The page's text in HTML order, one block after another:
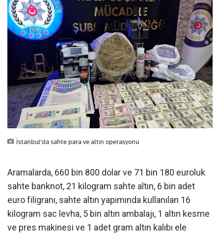
İstanbul'da sahte para ve altın operasyonu
Aramalarda, 660 bin 800 dolar ve 71 bin 180 euroluk
sahte banknot, 21 kilogram sahte altın, 6 bin adet
euro filigranı, sahte altın yapımında kullanılan 16
kilogram sac levha, 5 bin altın ambalajı, 1 altın kesme
ve pres makinesi ve 1 adet gram altın kalıbı ele